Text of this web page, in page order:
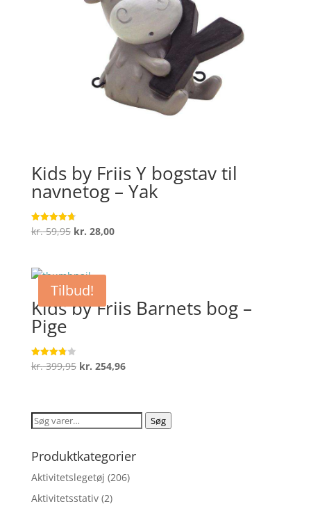
Kids by Friis Y bogstav til
navnetog – Yak
Vurderet
4.7
kr.59,95 Den
var:
kr. 59,95.
kr. 28,00Den
Tilbud!
Kids by Friis Barnets bog –
Pige
Vurderet
3.8
kr.399,95 Den
var:
kr. 399,95.
kr. 254,96Den
er:
kr. 254,96.
Søg
Søg
Produktkategorier
Aktivitetslegetøj (206)
Aktivitetsstativ (2)